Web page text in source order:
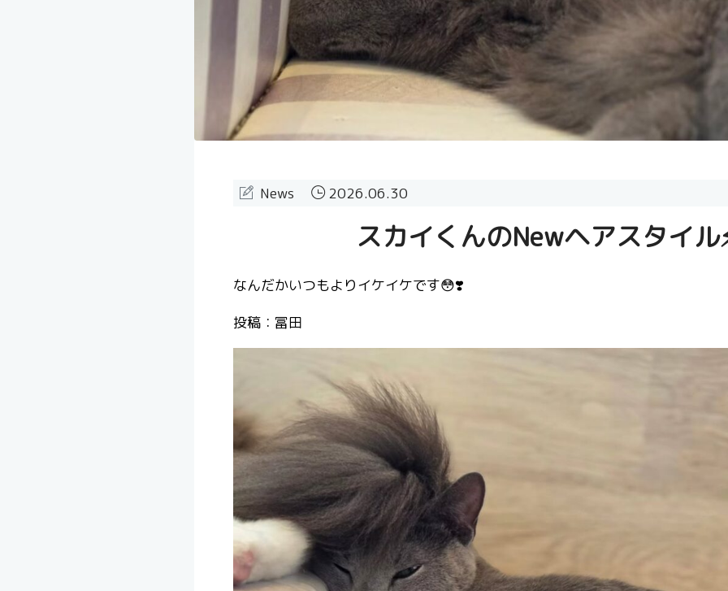
News 2026.06.30
スカイくんのNewヘアスタイル
なんだかいつもよりイケイケです😳❣️
投稿：冨田